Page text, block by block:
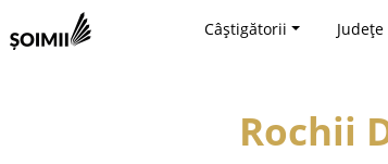
Câștigătorii
Rochii